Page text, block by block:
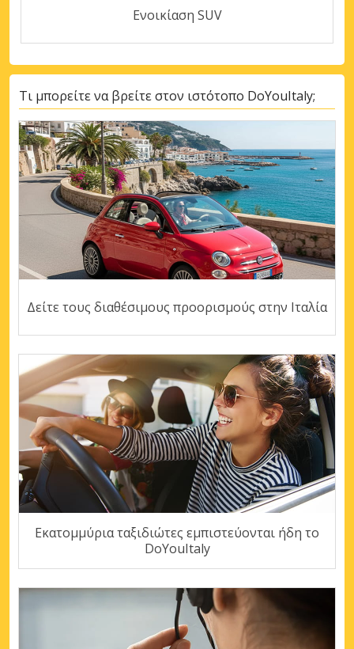
Ενοικίαση SUV
Τι μπορείτε να βρείτε στον ιστότοπο DoYouItaly;
Δείτε τους διαθέσιμους προορισμούς στην Ιταλία
Εκατομμύρια ταξιδιώτες εμπιστεύονται ήδη το
DoYouItaly